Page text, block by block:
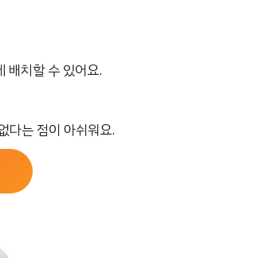
배치할 수 있어요.
다는 점이 아쉬워요.